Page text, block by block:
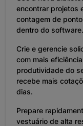
encontrar projetos
contagem de
dentro do software.
Crie e gerencie
com mais
produtividade do
recebe mais
dias.
Prepare
vestuário de alta